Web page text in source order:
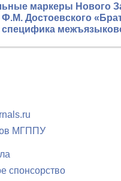
маркеры Нового
Ф.М. Достоевского
специфика
МГППУ
спонсорство